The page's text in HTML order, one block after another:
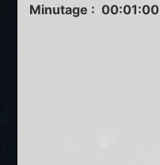
Minutage : 00:01:00